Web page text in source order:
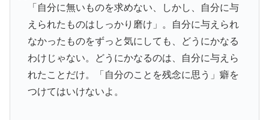
「自分に無いものを求めない、しかし、自分に与
えられたものはしっかり磨け」。自分に与えられ
なかったものをずっと気にしても、どうにかなる
わけじゃない。どうにかなるのは、自分に与えら
れたことだけ。「自分のことを残念に思う」癖を
つけてはいけないよ。